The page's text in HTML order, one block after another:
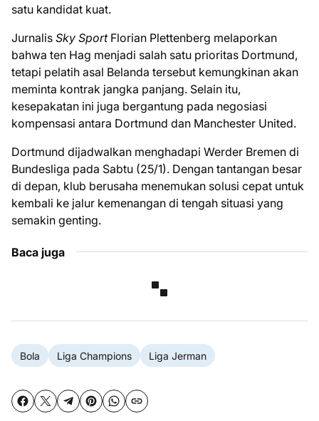
satu kandidat kuat.
Jurnalis Sky SportFlorian Plettenberg melaporkan
bahwa ten Hag menjadi salah satu prioritas Dortmund,
tetapi pelatih asal Belanda tersebut kemungkinan akan
meminta kontrak jangka panjang. Selain itu,
kesepakatan ini juga bergantung pada negosiasi
kompensasi antara Dortmund dan Manchester United.
Dortmund dijadwalkan menghadapi Werder Bremen di
Bundesliga pada Sabtu (25/1). Dengan tantangan besar
di depan, klub berusaha menemukan solusi cepat untuk
kembali ke jalur kemenangan di tengah situasi yang
semakin genting.
Baca juga
Bola Liga Champions Liga Jerman